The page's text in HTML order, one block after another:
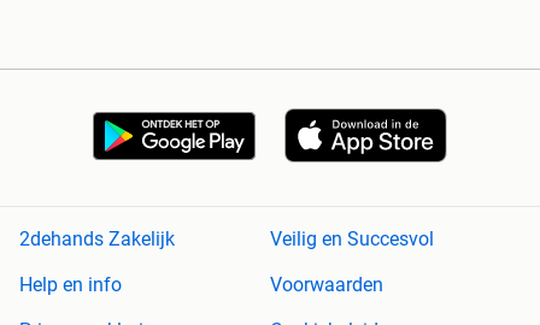
2dehands Zakelijk
Veilig en Succesvol
Help en info
Voorwaarden